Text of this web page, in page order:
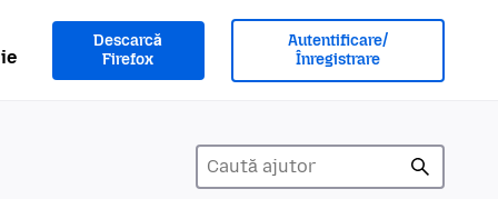
Descarcă
Firefox
Autentificare/
Înregistrare